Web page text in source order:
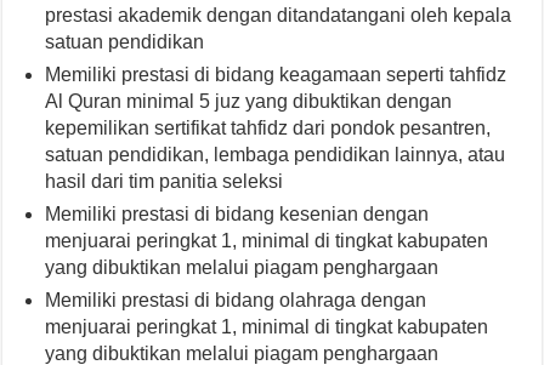
prestasi akademik dengan ditandatangani oleh kepala
satuan pendidikan
Memiliki prestasi di bidang keagamaan seperti tahfidz
Al Quran minimal 5 juz yang dibuktikan dengan
kepemilikan sertifikat tahfidz dari pondok pesantren,
satuan pendidikan, lembaga pendidikan lainnya, atau
hasil dari tim panitia seleksi
Memiliki prestasi di bidang kesenian dengan
menjuarai peringkat 1, minimal di tingkat kabupaten
yang dibuktikan melalui piagam penghargaan
Memiliki prestasi di bidang olahraga dengan
menjuarai peringkat 1, minimal di tingkat kabupaten
yang dibuktikan melalui piagam penghargaan